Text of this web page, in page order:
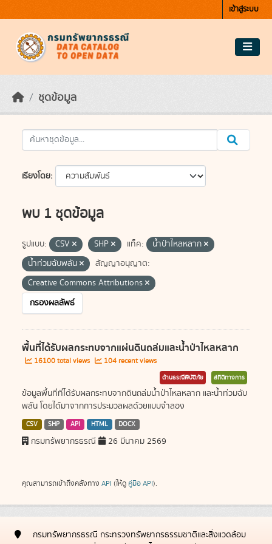
เข้าสู่ระบบ
ชุดข้อมูล
เรียงโดย
พบ 1 ชุดข้อมูล
รูปแบบ: CSV SHP แท็ค:
น้ำป่าไหลหลาก
น้ำท่วมฉับพลัน
สัญญาอนุญาต:
Creative Commons Attributions
กรองผลลัพธ์
พื้นที่ได้รับผลกระทบจากแผ่นดินถล่มและน้ำป่าไหลหลาก
16100 total views 104 recent views
ด้านธรณีพิบัติภัย สถิติทางการ
ข้อมูลพื้นที่ที่ได้รับผลกระทบจากดินถล่มน้ำป่าไหลหลาก และน้ำท่วมฉับ
พลัน โดยได้มาจากการประมวลผลด้วยแบบจำลอง
CSV SHP API HTML DOCX
กรมทรัพยากรธรณี 26 มีนาคม 2569
คุณสามารถเข้าถึงคลังทาง API (ให้ดู คู่มือ API).
กรมทรัพยากรธรณี กระทรวงทรัพยากรธรรมชาติและสิ่งแวดล้อม